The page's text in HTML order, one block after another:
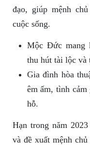
đạo, giúp mệnh
cuộc sống.
Mộc Đức mang
thu hút tài lộc và
Gia đình hòa
êm ấm, tình
hỗ.
Hạn trong năm
và đề xuất mệnh